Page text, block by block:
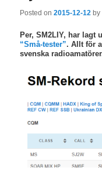
Posted on2015-12-12 by
Per, SM2LIY, har lagt
“Små-tester”. Allt för
svenska